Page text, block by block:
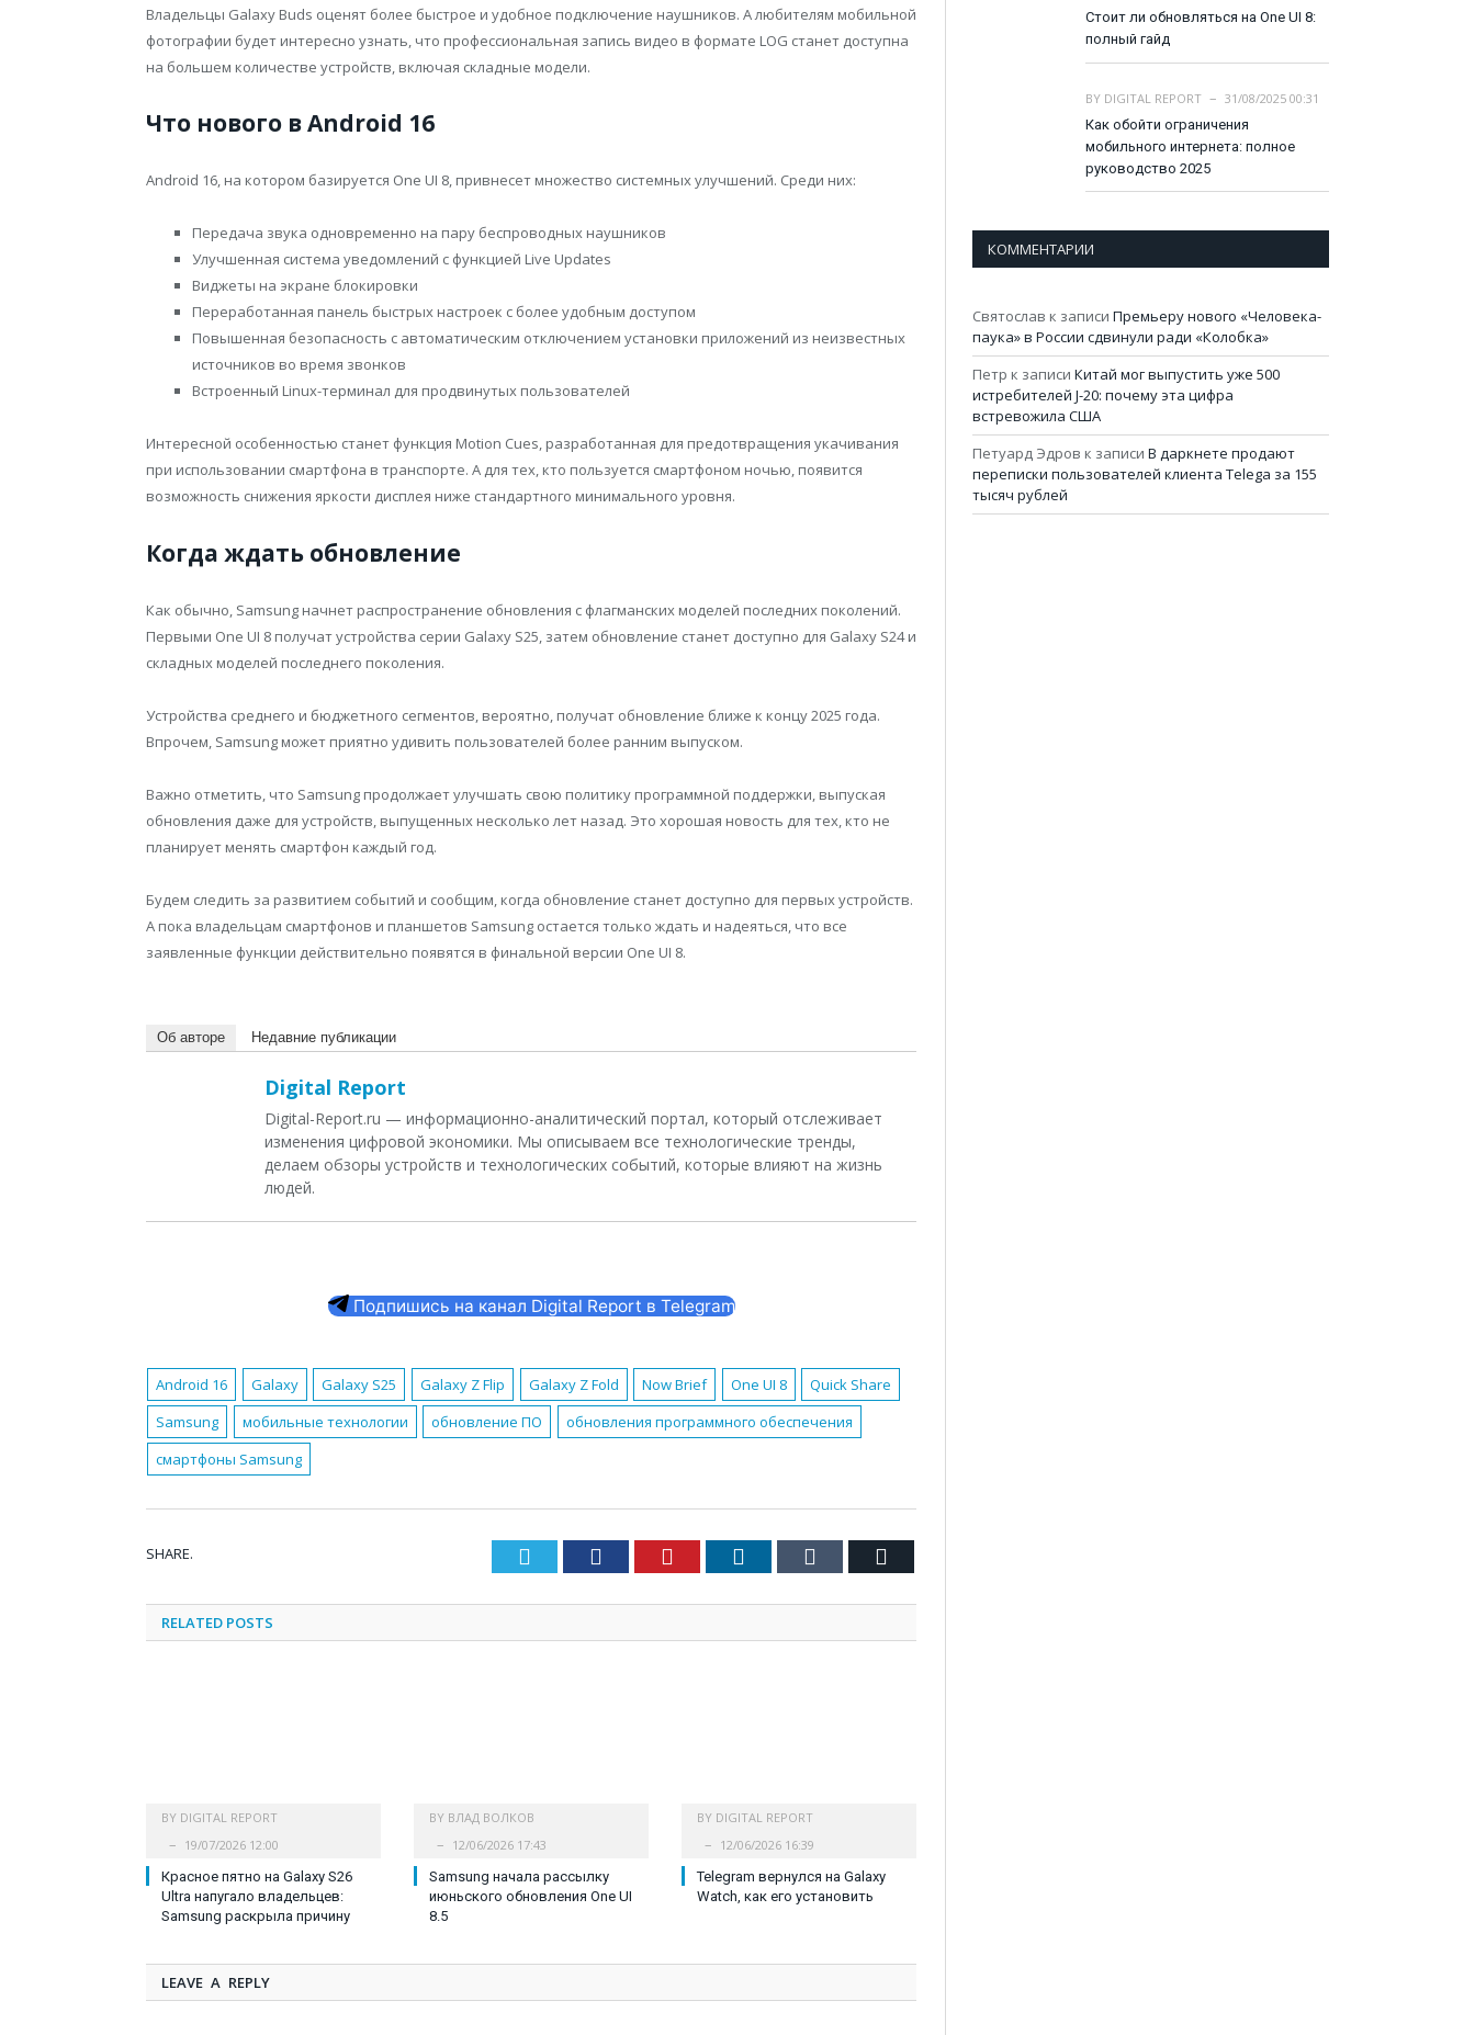
Владельцы Galaxy Buds оценят более быстрое и удобное подключение наушников. А любителям мобильной
фотографии будет интересно узнать, что профессиональная запись видео в формате LOG станет доступна
на большем количестве устройств, включая складные модели.
Что нового в Android 16
Android 16, на котором базируется One UI 8, привнесет множество системных улучшений. Среди них:
Передача звука одновременно на пару беспроводных наушников
Улучшенная система уведомлений с функцией Live Updates
Виджеты на экране блокировки
Переработанная панель быстрых настроек с более удобным доступом
Повышенная безопасность с автоматическим отключением установки приложений из неизвестных
источников во время звонков
Встроенный Linux-терминал для продвинутых пользователей
Интересной особенностью станет функция Motion Cues, разработанная для предотвращения укачивания
при использовании смартфона в транспорте. А для тех, кто пользуется смартфоном ночью, появится
возможность снижения яркости дисплея ниже стандартного минимального уровня.
Когда ждать обновление
Как обычно, Samsung начнет распространение обновления с флагманских моделей последних поколений.
Первыми One UI 8 получат устройства серии Galaxy S25, затем обновление станет доступно для Galaxy S24 и
складных моделей последнего поколения.
Устройства среднего и бюджетного сегментов, вероятно, получат обновление ближе к концу 2025 года.
Впрочем, Samsung может приятно удивить пользователей более ранним выпуском.
Важно отметить, что Samsung продолжает улучшать свою политику программной поддержки, выпуская
обновления даже для устройств, выпущенных несколько лет назад. Это хорошая новость для тех, кто не
планирует менять смартфон каждый год.
Будем следить за развитием событий и сообщим, когда обновление станет доступно для первых устройств.
А пока владельцам смартфонов и планшетов Samsung остается только ждать и надеяться, что все
заявленные функции действительно появятся в финальной версии One UI 8.
Об авторе Недавние публикации
Digital Report
Digital-Report.ru — информационно-аналитический портал, который отслеживает
изменения цифровой экономики. Мы описываем все технологические тренды,
делаем обзоры устройств и технологических событий, которые влияют на жизнь
людей.
Подпишись на канал Digital Report в Telegram
Android 16 Galaxy Galaxy S25 Galaxy Z Flip Galaxy Z Fold Now Brief One UI 8
Quick Share
Samsung
мобильные технологии обновление ПО
обновления программного обеспечения
смартфоны Samsung
SHARE. Twitter Facebook Pinterest LinkedIn Tumblr
RELATED POSTS
BY DIGITAL REPORT
19/07/2026 12:00
Красное пятно на Galaxy S26
Ultra напугало владельцев:
Samsung раскрыла причину
BY ВЛАД ВОЛКОВ
12/06/2026 17:43
Samsung начала рассылку
июньского обновления One UI
8.5
BY DIGITAL REPORT
12/06/2026 16:39
Telegram вернулся на Galaxy
Watch, как его установить
LEAVE A REPLY
Стоит ли обновляться на One UI 8:
полный гайд
BY DIGITAL REPORT
31/08/2025 00:31
Как обойти ограничения
мобильного интернета: полное
руководство 2025
КОММЕНТАРИИ
Святослав к записи Премьеру нового «Человека-
паука» в России сдвинули ради «Колобка»
Петр к записи Китай мог выпустить уже 500
истребителей J-20: почему эта цифра
встревожила США
Петуард Эдров к записи В даркнете продают
переписки пользователей клиента Telega за 155
тысяч рублей